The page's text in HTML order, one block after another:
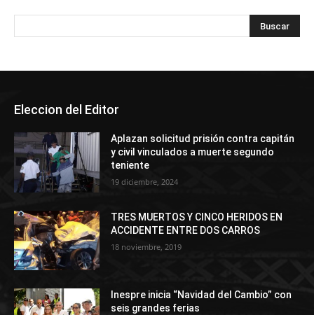
Eleccion del Editor
Aplazan solicitud prisión contra capitán
y civil vinculados a muerte segundo
teniente
19 diciembre, 2024
TRES MUERTOS Y CINCO HERIDOS EN
ACCIDENTE ENTRE DOS CARROS
18 noviembre, 2019
Inespre inicia “Navidad del Cambio” con
seis grandes ferias